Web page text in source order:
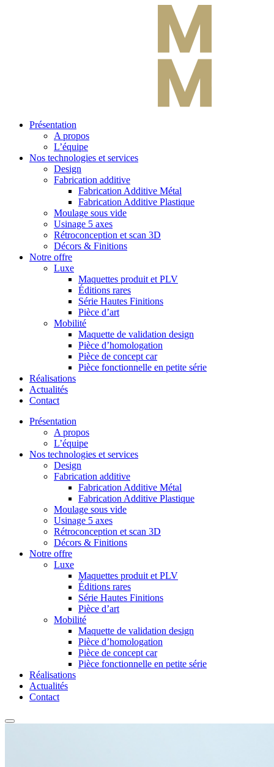
Présentation
A propos
L’équipe
Nos technologies et services
Design
Fabrication additive
Fabrication Additive Métal
Fabrication Additive Plastique
Moulage sous vide
Usinage 5 axes
Rétroconception et scan 3D
Décors & Finitions
Notre offre
Luxe
Maquettes produit et PLV
Éditions rares
Série Hautes Finitions
Pièce d’art
Mobilité
Maquette de validation design
Pièce d’homologation
Pièce de concept car
Pièce fonctionnelle en petite série
Réalisations
Actualités
Contact
Présentation
A propos
L’équipe
Nos technologies et services
Design
Fabrication additive
Fabrication Additive Métal
Fabrication Additive Plastique
Moulage sous vide
Usinage 5 axes
Rétroconception et scan 3D
Décors & Finitions
Notre offre
Luxe
Maquettes produit et PLV
Éditions rares
Série Hautes Finitions
Pièce d’art
Mobilité
Maquette de validation design
Pièce d’homologation
Pièce de concept car
Pièce fonctionnelle en petite série
Réalisations
Actualités
Contact